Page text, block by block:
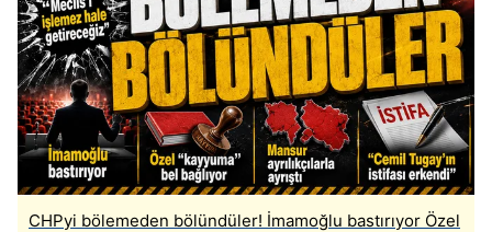
CHPyi bölemeden bölündüler! İmamoğlu bastırıyor Özel